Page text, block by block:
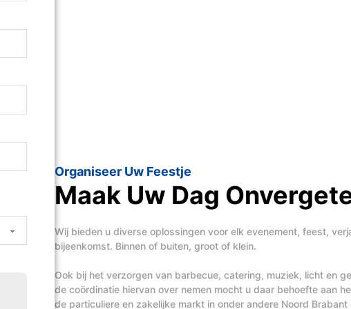
Organiseer Uw Feestje
Maak Uw Dag
Wij bieden u diverse oplossingen voor elk evenement, feest,
bijeenkomst. Binnen of buiten, groot of klein.
Ook bij het verzorgen van barbecue, catering, muziek, licht en
de coördinatie hiervan over nemen mocht u daar behoefte aan
de particuliere en zakelijke markt in onder andere Noord